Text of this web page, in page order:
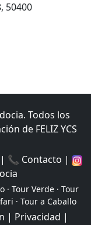
50400
. Todos los
de FELIZ YCS
| 📞 Contacto |
· Tour Verde · Tour
· Tour a Caballo
| Privacidad |